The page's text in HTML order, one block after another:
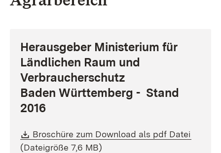
Herausgeber Ministerium für
Ländlichen Raum und
Verbraucherschutz
Baden Württemberg - Stand
2016
Download:
Broschüre zum Download als pdf Datei
(Dateigröße 7,6 MB)